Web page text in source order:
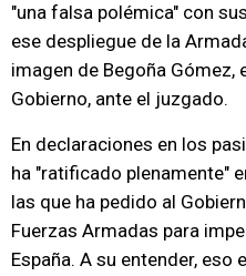
"una falsa polémica" con
ese despliegue de la
imagen de Begoña Gómez,
Gobierno, ante el juzgado.
En declaraciones en los
ha "ratificado plenamente"
las que ha pedido al
Fuerzas Armadas para
España. A su entender, eso